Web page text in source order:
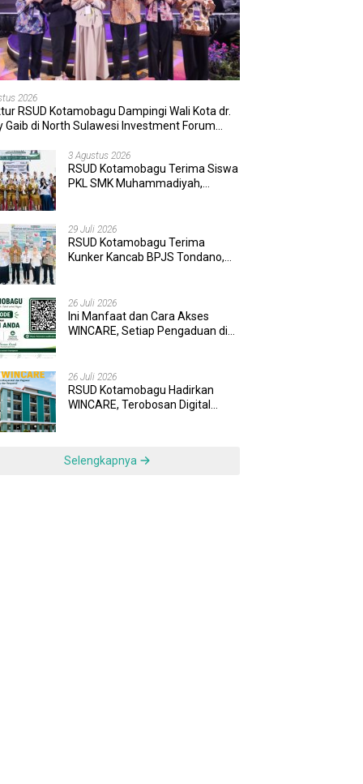
2026
RSUD Kotamobagu Dampingi Wali Kota dr.
Gaib di North Sulawesi Investment Forum
3 Agustus 2026
RSUD Kotamobagu Terima Siswa
PKL SMK Muhammadiyah,
29 Juli 2026
RSUD Kotamobagu Terima
Kunker Kancab BPJS Tondano,
26 Juli 2026
Ini Manfaat dan Cara Akses
WINCARE, Setiap Pengaduan di
Tuntas
26 Juli 2026
RSUD Kotamobagu Hadirkan
WINCARE, Terobosan Digital
Selengkapnya